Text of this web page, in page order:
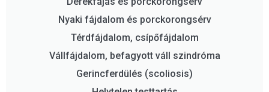
Nyaki fájdalom és porckorongsérv
Térdfájdalom, csípőfájdalom
Vállfájdalom, befagyott váll szindróma
Gerincferdülés (scoliosis)